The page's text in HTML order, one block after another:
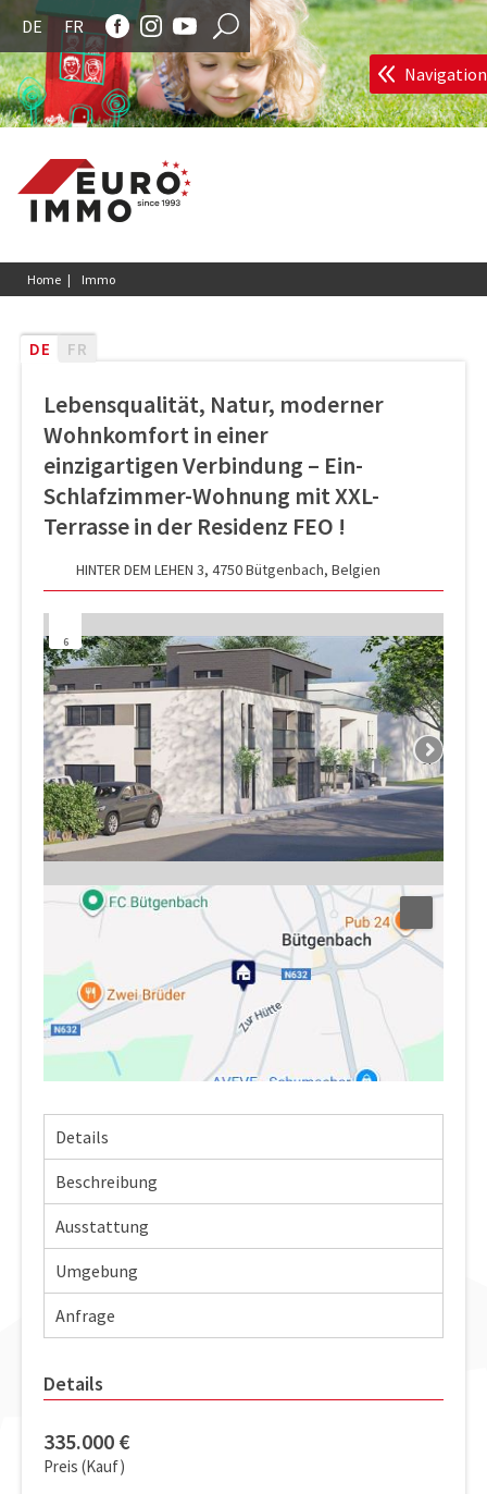
DE FR
Navigation
Home | Immo
DE FR
Lebensqualität, Natur, moderner
Wohnkomfort in einer
einzigartigen Verbindung – Ein-
Schlafzimmer-Wohnung mit XXL-
Terrasse in der Residenz FEO !
HINTER DEM LEHEN 3, 4750 Bütgenbach, Belgien
6
Next
Details
Beschreibung
Ausstattung
Umgebung
Anfrage
Details
335.000 €
Preis (Kauf)